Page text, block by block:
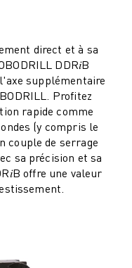
direct et à sa
DDR𝑖B
supplémentaire
Profitez
rapide comme
(y compris le
couple de serrage
sa précision et sa
offre une valeur